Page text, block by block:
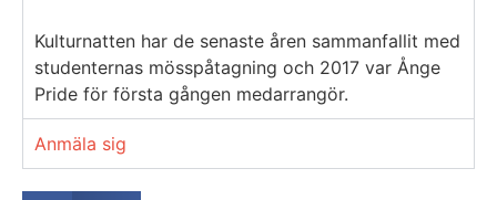
Kulturnatten har de senaste åren sammanfallit med
studenternas mösspåtagning och 2017 var Ånge
Pride för första gången medarrangör.
Anmäla sig